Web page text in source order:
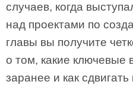
случаев, когда
над проектами по
главы вы получите
о том, какие ключевые
заранее и как